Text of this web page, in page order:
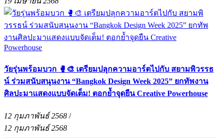
วัยรุ่นพร้อมบวก 🥊🎨 เตรียมปลุกความอาร์ตไปกับ สยามพิวรรธ
น์ ร่วมสนับสนุนงาน “Bangkok Design Week 2025” ยกทัพงาน
ศิลปะมาแสดงแบบจัดเต็ม! ตอกย้ำจุดยืน Creative Powerhouse
12 กุมภาพันธ์ 2568 /
12 กุมภาพันธ์ 2568